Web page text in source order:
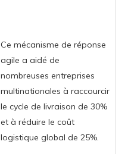
Ce mécanisme de réponse
agile a aidé de
nombreuses entreprises
multinationales à raccourcir
le cycle de livraison de 30%
et à réduire le coût
logistique global de 25%.